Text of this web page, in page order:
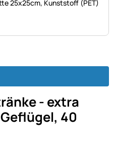
25x25cm, Kunststoff (PET)
- extra
40